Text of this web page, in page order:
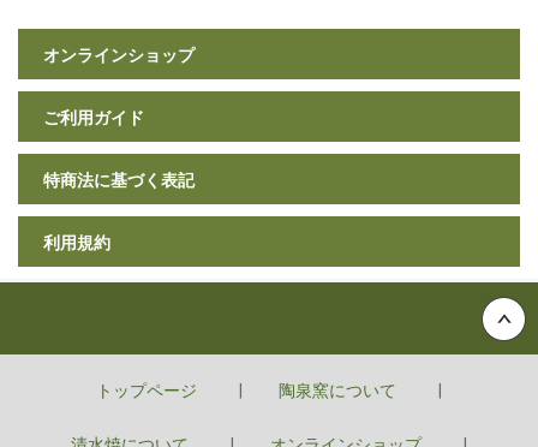
オンラインショップ
ご利用ガイド
特商法に基づく表記
利用規約
トップページ 陶泉窯について